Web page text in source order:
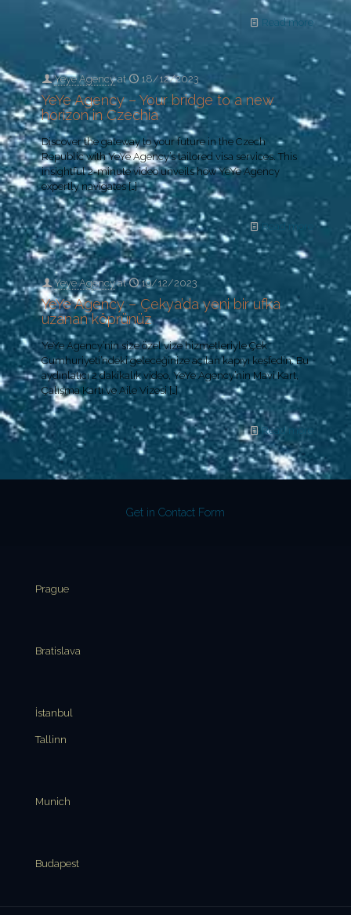
Read more
Yeye Agency at 18/12/2023
YeYe Agency – Your bridge to a new
horizon in Czechia
Discover the gateway to your future in the Czech
Republic with YeYe Agency’s tailored visa services. This
insightful 2-minute video unveils how YeYe Agency
expertly navigates[…]
Read more
Yeye Agency at 19/12/2023
YeYe Agency – Çekya’da yeni bir ufka
uzanan köprünüz
YeYe Agency’nin size özel vize hizmetleriyle Çek
Cumhuriyeti’ndeki geleceğinize açılan kapıyı keşfedin. Bu
aydınlatıcı 2 dakikalık video, YeYe Agency’nin Mavi Kart,
Çalışma Kartı ve Aile Vizesi […]
Read more
Get in Contact Form
Prague
Bratislava
İstanbul
Tallinn
Munich
Budapest